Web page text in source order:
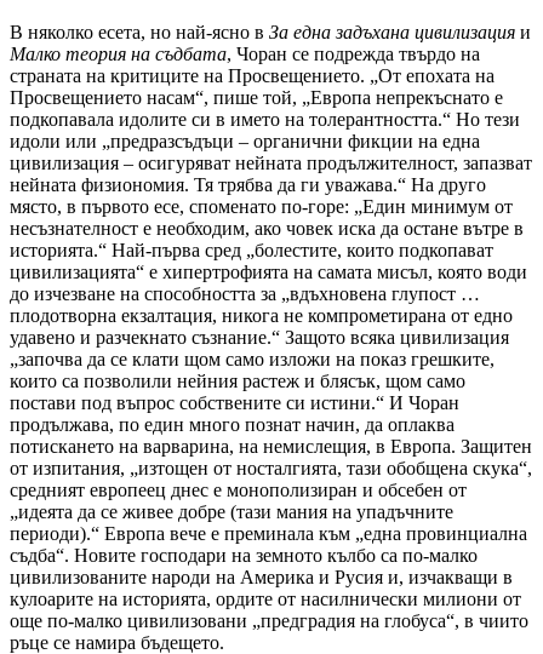
В няколко есета, но най-ясно в За една задъхана цивилизация и
Малко теория на съдбата, Чоран се подрежда твърдо на
страната на критиците на Просвещението. „От епохата на
Просвещението насам“, пише той, „Европа непрекъснато е
подкопавала идолите си в името на толерантността.“ Но тези
идоли или „предразсъдъци – органични фикции на една
цивилизация – осигуряват нейната продължителност, запазват
нейната физиономия. Тя трябва да ги уважава.“ На друго
място, в първото есе, споменато по-горе: „Един минимум от
несъзнателност е необходим, ако човек иска да остане вътре в
историята.“ Най-първа сред „болестите, които подкопават
цивилизацията“ е хипертрофията на самата мисъл, която води
до изчезване на способността за „вдъхновена глупост …
плодотворна екзалтация, никога не компрометирана от едно
удавено и разчекнато съзнание.“ Защото всяка цивилизация
„започва да се клати щом само изложи на показ грешките,
които са позволили нейния растеж и блясък, щом само
постави под въпрос собствените си истини.“ И Чоран
продължава, по един много познат начин, да оплаква
потискането на варварина, на немислещия, в Европа. Защитен
от изпитания, „изтощен от носталгията, тази обобщена скука“,
средният европеец днес е монополизиран и обсебен от
„идеята да се живее добре (тази мания на упадъчните
периоди).“ Европа вече е преминала към „една провинциална
съдба“. Новите господари на земното кълбо са по-малко
цивилизованите народи на Америка и Русия и, изчакващи в
кулоарите на историята, ордите от насилнически милиони от
още по-малко цивилизовани „предградия на глобуса“, в чиито
ръце се намира бъдещето.